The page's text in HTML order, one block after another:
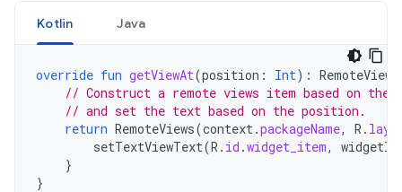
Kotlin Java
override fun getViewAt(position : Int): RemoteViews
// Construct a remote views item based on the
// and set the text based on the position.
return RemoteViews(context.packageName, R .
setTextViewText(R . id .widget_item,
}
}